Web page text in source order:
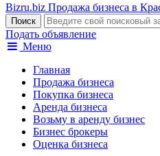
Bizru.biz Продажа бизнеса в
Подать объявление
Меню
Главная
Продажа бизнеса
Покупка бизнеса
Аренда бизнеса
Возьму в аренду бизнес
Бизнес брокеры
Оценка бизнеса